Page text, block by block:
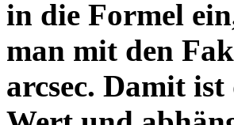
in die Formel
man mit den
arcsec. Damit